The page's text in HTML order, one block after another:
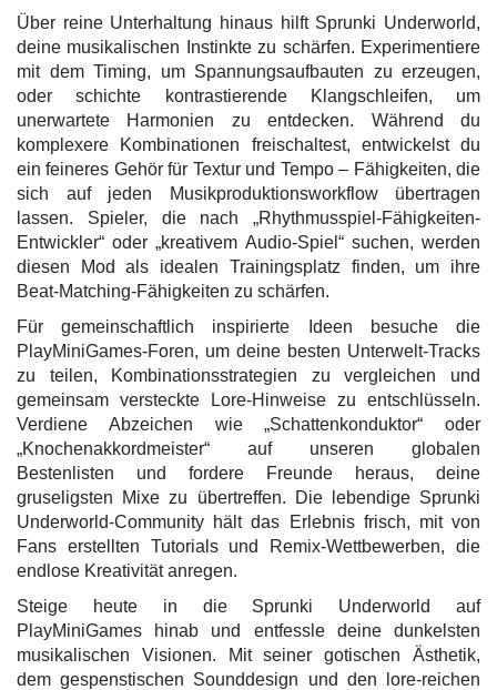
Über reine Unterhaltung hinaus hilft Sprunki Underworld,
deine musikalischen Instinkte zu schärfen. Experimentiere
mit dem Timing, um Spannungsaufbauten zu erzeugen,
oder schichte kontrastierende Klangschleifen, um
unerwartete Harmonien zu entdecken. Während du
komplexere Kombinationen freischaltest, entwickelst du
ein feineres Gehör für Textur und Tempo – Fähigkeiten, die
sich auf jeden Musikproduktionsworkflow übertragen
lassen. Spieler, die nach „Rhythmusspiel-Fähigkeiten-
Entwickler“ oder „kreativem Audio-Spiel“ suchen, werden
diesen Mod als idealen Trainingsplatz finden, um ihre
Beat-Matching-Fähigkeiten zu schärfen.
Für gemeinschaftlich inspirierte Ideen besuche die
PlayMiniGames-Foren, um deine besten Unterwelt-Tracks
zu teilen, Kombinationsstrategien zu vergleichen und
gemeinsam versteckte Lore-Hinweise zu entschlüsseln.
Verdiene Abzeichen wie „Schattenkonduktor“ oder
„Knochenakkordmeister“ auf unseren globalen
Bestenlisten und fordere Freunde heraus, deine
gruseligsten Mixe zu übertreffen. Die lebendige Sprunki
Underworld-Community hält das Erlebnis frisch, mit von
Fans erstellten Tutorials und Remix-Wettbewerben, die
endlose Kreativität anregen.
Steige heute in die Sprunki Underworld auf
PlayMiniGames hinab und entfessle deine dunkelsten
musikalischen Visionen. Mit seiner gotischen Ästhetik,
dem gespenstischen Sounddesign und den lore-reichen